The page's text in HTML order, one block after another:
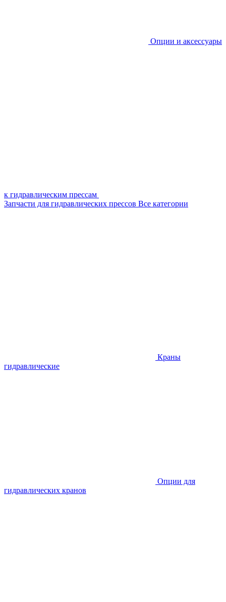
Опции и аксессуары
к гидравлическим прессам
Запчасти для гидравлических прессов Все категории
Краны
гидравлические
Опции для
гидравлических кранов